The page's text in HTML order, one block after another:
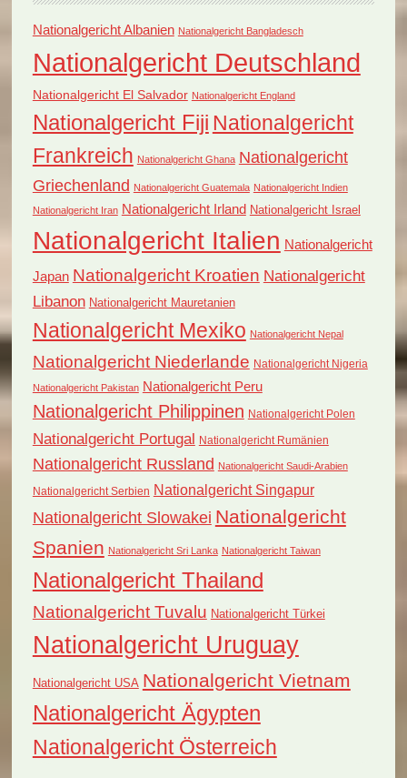
Nationalgericht Albanien Nationalgericht Bangladesch
Nationalgericht Deutschland
Nationalgericht El Salvador Nationalgericht England
Nationalgericht Fiji Nationalgericht
Frankreich Nationalgericht Ghana Nationalgericht
Griechenland Nationalgericht Guatemala Nationalgericht Indien
Nationalgericht Iran Nationalgericht Irland Nationalgericht Israel
Nationalgericht Italien Nationalgericht
Japan Nationalgericht Kroatien Nationalgericht
Libanon Nationalgericht Mauretanien
Nationalgericht Mexiko Nationalgericht Nepal
Nationalgericht Niederlande Nationalgericht Nigeria
Nationalgericht Pakistan Nationalgericht Peru
Nationalgericht Philippinen Nationalgericht Polen
Nationalgericht Portugal Nationalgericht Rumänien
Nationalgericht Russland Nationalgericht Saudi-Arabien
Nationalgericht Serbien Nationalgericht Singapur
Nationalgericht Slowakei Nationalgericht
Spanien Nationalgericht Sri Lanka Nationalgericht Taiwan
Nationalgericht Thailand
Nationalgericht Tuvalu Nationalgericht Türkei
Nationalgericht Uruguay
Nationalgericht USA Nationalgericht Vietnam
Nationalgericht Ägypten
Nationalgericht Österreich